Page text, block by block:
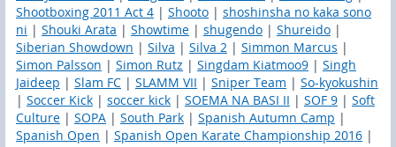
Shootboxing 2011 Act 4 | Shooto | shoshinsha no kaka sono
ni | Shouki Arata | Showtime | shugendo | Shureido |
Siberian Showdown | Silva | Silva 2 | Simmon Marcus |
Simon Palsson | Simon Rutz | Singdam Kiatmoo9 | Singh
Jaideep | Slam FC | SLAMM VII | Sniper Team | So-kyokushin
| Soccer Kick | soccer kick | SOEMA NA BASI II | SOF 9 | Soft
Culture | SOPA | South Park | Spanish Autumn Camp |
Spanish Open | Spanish Open Karate Championship 2016 |